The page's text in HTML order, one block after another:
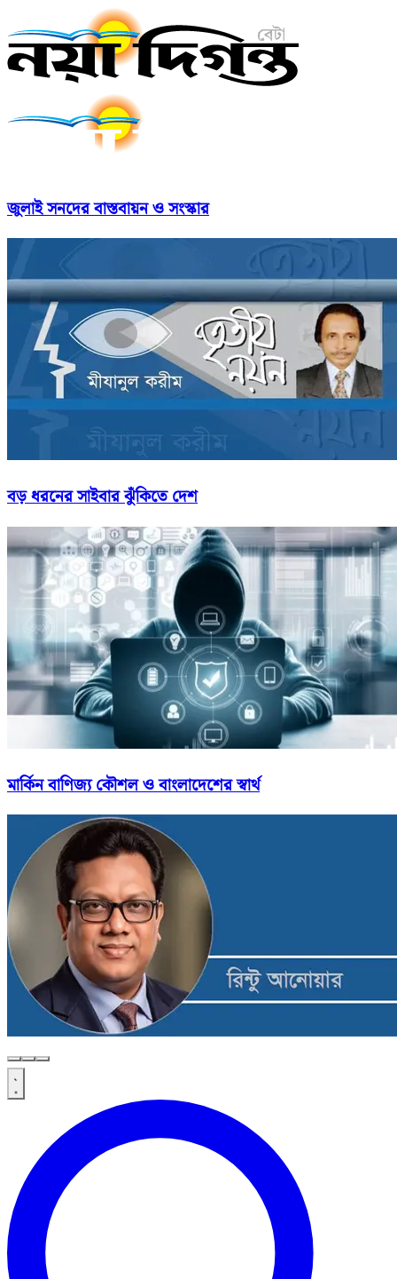
জুলাই সনদের বাস্তবায়ন ও সংস্কার
বড় ধরনের সাইবার ঝুঁকিতে দেশ
মার্কিন বাণিজ্য কৌশল ও বাংলাদেশের স্বার্থ